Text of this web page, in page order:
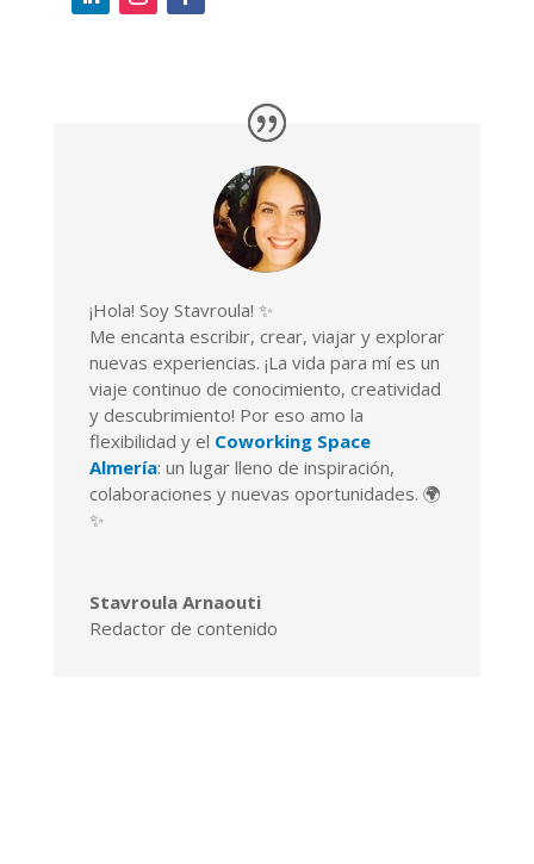
¡Hola! Soy Stavroula! ✨
Me encanta escribir, crear, viajar y explorar
nuevas experiencias. ¡La vida para mí es un
viaje continuo de conocimiento, creatividad
y descubrimiento! Por eso amo la
flexibilidad y el Coworking Space
Almería: un lugar lleno de inspiración,
colaboraciones y nuevas oportunidades. 🌍
✨
Stavroula Arnaouti
Redactor de contenido